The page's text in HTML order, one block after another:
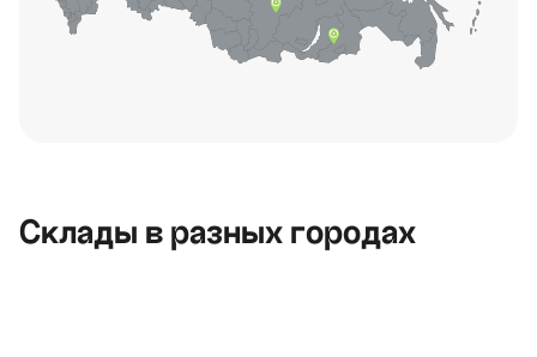
Склады в разных городах
Контактная информация
opt@ecotermix.ru